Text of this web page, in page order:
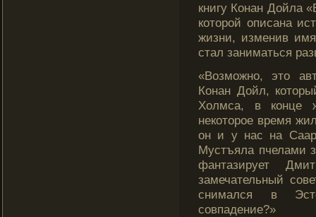
книгу Конан Дойла
котοрοй описана
жизни, изменив
стал заниматься
«Возможно, это
Конан Дойл,
Холмса, в конце
некоторое время
он и у нас на
Мустъяла пчелами
фантазирует
замечательный
снимался в
совпадение?»